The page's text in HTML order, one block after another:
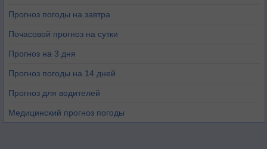
Прогноз погоды на завтра
Почасовой прогноз на сутки
Прогноз на 3 дня
Прогноз погоды на 14 дней
Прогноз для водителей
Медицинский прогноз погоды